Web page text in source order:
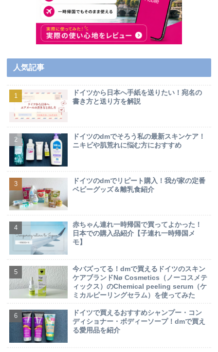
人気記事
ドイツから日本へ手紙を送りたい！宛名の
書き方と送り方を解説
ドイツのdmでそろう私の最新スキンケア！
ニキビや肌荒れに悩む方におすすめ
ドイツのdmでリピート購入！我が家の定番
ベビーグッズ＆離乳食紹介
赤ちゃん連れ一時帰国で買ってよかった！
日本での購入品紹介【子連れ一時帰国メ
モ】
今バズってる！dmで買えるドイツのスキン
ケアブランドNø Cosmetics（ノーコスメテ
ィックス）のChemical peeling serum（ケ
ミカルピーリングセラム）を使ってみた
ドイツで買えるおすすめシャンプー・コン
ディショナー・ボディーソープ！dmで買え
る愛用品を紹介